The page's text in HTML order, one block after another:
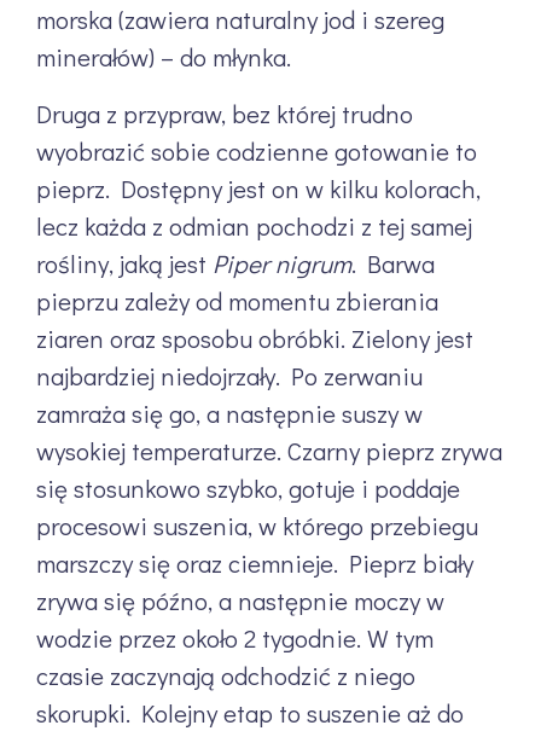
morska (zawiera naturalny jod i szereg
minerałów) – do młynka.
Druga z przypraw, bez której trudno
wyobrazić sobie codzienne gotowanie to
pieprz. Dostępny jest on w kilku kolorach,
lecz każda z odmian pochodzi z tej samej
rośliny, jaką jest Piper nigrum. Barwa
pieprzu zależy od momentu zbierania
ziaren oraz sposobu obróbki. Zielony jest
najbardziej niedojrzały. Po zerwaniu
zamraża się go, a następnie suszy w
wysokiej temperaturze. Czarny pieprz zrywa
się stosunkowo szybko, gotuje i poddaje
procesowi suszenia, w którego przebiegu
marszczy się oraz ciemnieje. Pieprz biały
zrywa się późno, a następnie moczy w
wodzie przez około 2 tygodnie. W tym
czasie zaczynają odchodzić z niego
skorupki. Kolejny etap to suszenie aż do